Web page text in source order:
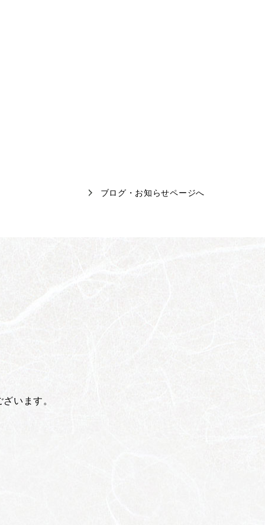
ブログ・お知らせページへ
います。